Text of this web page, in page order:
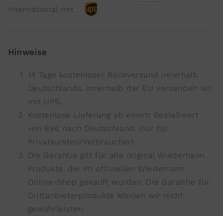
International mit
Hinweise
14 Tage kostenloser Rückversand innerhalb
Deutschlands. Innerhalb der EU versenden wir
mit UPS.
Kostenlose Lieferung ab einem Bestellwert
von 99€ nach Deutschland. (nur für
Privatkunden/Verbraucher)
Die Garantie gilt für alle original Wiedemann
Produkte, die im offiziellen Wiedemann
Online-Shop gekauft wurden. Die Garantie für
Drittanbieterprodukte können wir nicht
gewährleisten.